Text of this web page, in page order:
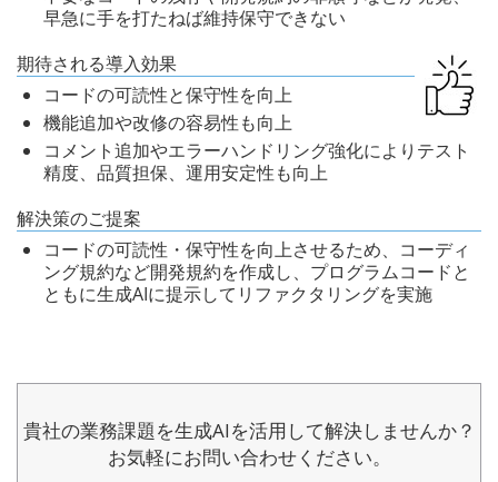
早急に手を打たねば維持保守できない
期待される導入効果
コードの可読性と保守性を向上
機能追加や改修の容易性も向上
コメント追加やエラーハンドリング強化によりテスト
精度、品質担保、運用安定性も向上
解決策のご提案
コードの可読性・保守性を向上させるため、コーディ
ング規約など開発規約を作成し、プログラムコードと
ともに生成AIに提示してリファクタリングを実施
貴社の業務課題を生成AIを活用して解決しませんか？
お気軽にお問い合わせください。